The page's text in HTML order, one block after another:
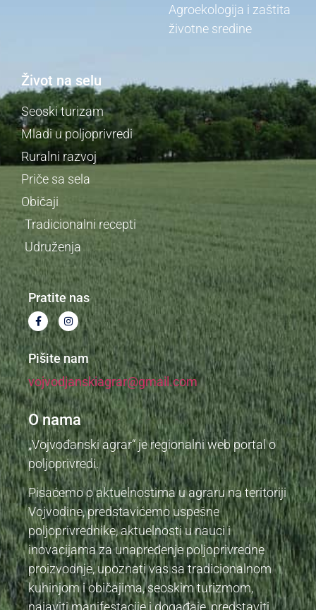
Agroekologija i zaštita
životne sredine
Život na selu
Seoski turizam
Mladi u poljoprivredi
Ruralni razvoj
Priče sa sela
Običaji
Tradicionalni recepti
Udruženja
Pratite nas
Pišite nam
vojvodjanskiagrar@gmail.com
O nama
„Vojvođanski agrar“ je regionalni web portal o
poljoprivredi.
Pisaćemo o aktuelnostima u agraru na teritoriji
Vojvodine, predstavićemo uspešne
poljoprivrednike, aktuelnosti u nauci i
inovacijama za unapređenje poljoprivredne
proizvodnje, upoznati vas sa tradicionalnom
kuhinjom i običajima, seoskim turizmom,
najaviti manifestacije i događaje, predstaviti